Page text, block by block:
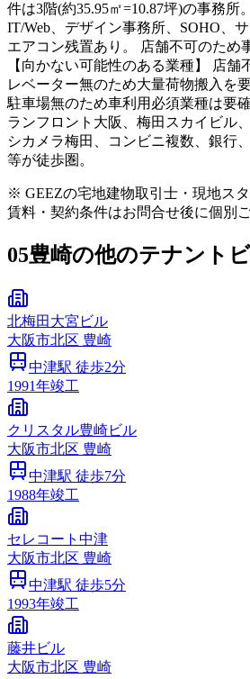
件は3階(約35.95㎡=10.87坪)の事務所
IT/Web、デザイン事務所、SOHO、
エアコン残置あり。 店舗不可のため
【向かない可能性のある業種】 店舗
レベーター無のため大量荷物搬入を
駐車場無のため車利用必須業種は要
ランフロント大阪、梅田スカイビル
シカメラ梅田、コンビニ複数、銀行
等が徒歩圏。
※ GEEZの宅地建物取引士・現地スタ
賃料・契約条件はお問合せ後に個別
05豊崎の他のテナント
北梅田大宮ビル
大阪市北区 豊崎
中津駅 徒歩2分
1991年竣工
クリスタル豊崎ビル
大阪市北区 豊崎
中津駅 徒歩7分
1988年竣工
セレコート中津
大阪市北区 豊崎
中津駅 徒歩5分
1993年竣工
藤井ビル
大阪市北区 豊崎